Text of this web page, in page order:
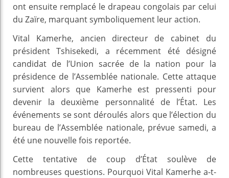
ont ensuite remplacé le drapeau congolais par celui
du Zaïre, marquant symboliquement leur action.
Vital Kamerhe, ancien directeur de cabinet du
président Tshisekedi, a récemment été désigné
candidat de l’Union sacrée de la nation pour la
présidence de l’Assemblée nationale. Cette attaque
survient alors que Kamerhe est pressenti pour
devenir la deuxième personnalité de l’État. Les
événements se sont déroulés alors que l’élection du
bureau de l’Assemblée nationale, prévue samedi, a
été une nouvelle fois reportée.
Cette tentative de coup d’État soulève de
nombreuses questions. Pourquoi Vital Kamerhe a-t-